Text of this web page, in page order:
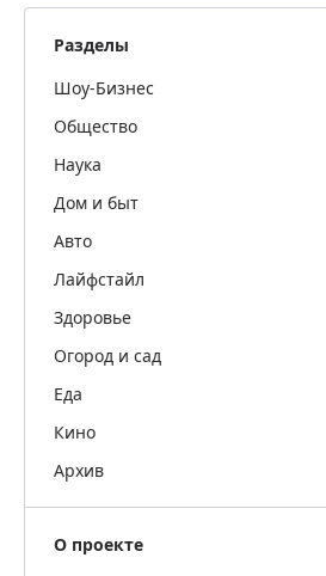
Разделы
Шоу-Бизнес
Общество
Наука
Дом и быт
Авто
Лайфстайл
Здоровье
Огород и сад
Еда
Кино
Архив
О проекте